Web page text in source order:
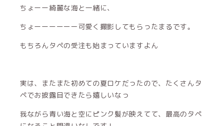
ちょーー綺麗な海と一緒に、
ちょーーーーーー可愛く撮影してもらったまるです。
もちろんタペの受注も始まっていますよん
実は、またまた初めての夏ロケだったので、たくさんタ
ペでお披露目できたら嬉しいなっ
我ながら青い海と空にピンク髪が映えてて、最高のタペ